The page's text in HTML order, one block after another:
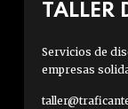
TALLER
Servicios de
empresas